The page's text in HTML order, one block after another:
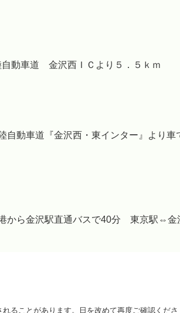
動車道 金沢西ＩＣより５．５ｋｍ
自動車道『金沢西・東インター』より車
から金沢駅直通バスで40分 東京駅⇔金
ることがあります。日を改めて再度ご確認くださ